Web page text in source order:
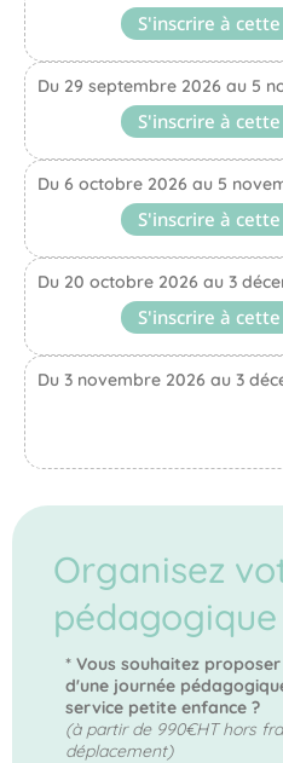
S'inscrire à
Du 29 septembre 2026 au 5
S'inscrire à
Du 6 octobre 2026 au 5
S'inscrire à
Du 20 octobre 2026 au 3
S'inscrire à
Du 3 novembre 2026 au 3
Organisez
pédagogique
* Vous souhaitez
d'une journée
service petite enfance ?
(à partir de 990€HT hors
déplacement)